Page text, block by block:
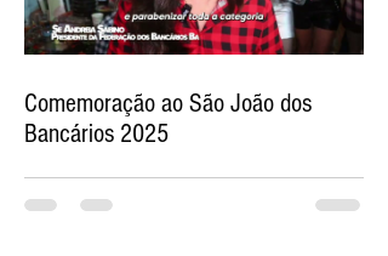
Comemoração ao São João dos
Bancários 2025